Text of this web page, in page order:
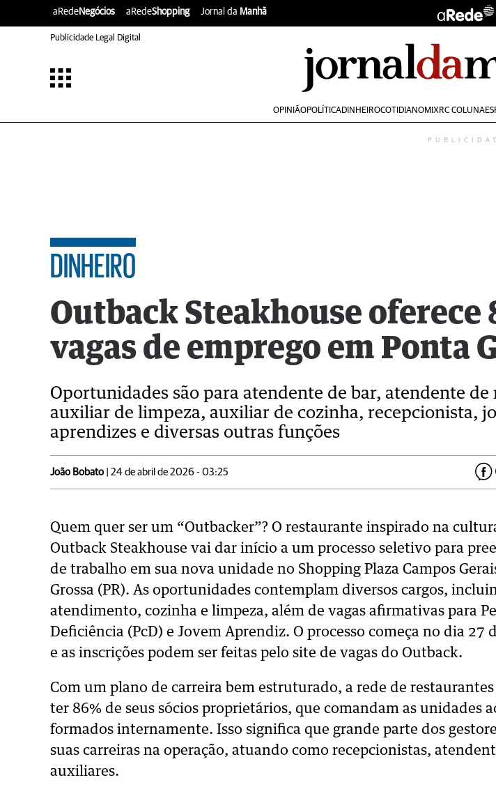
aRedeNegócios aRedeShopping Jornal da Manhã
Publicidade Legal Digital
OPINIÃOPOLÍTICADINHEIROCOTIDIANOMIXRC COLUNA
DINHEIRO
Outback Steakhouse oferece
vagas de emprego em Ponta
Oportunidades são para atendente de bar, atendente de
auxiliar de limpeza, auxiliar de cozinha, recepcionista,
aprendizes e diversas outras funções
João Bobato | 24 de abril de 2026 - 03:25
Quem quer ser um “Outbacker”? O restaurante inspirado na
Outback Steakhouse vai dar início a um processo seletivo para
de trabalho em sua nova unidade no Shopping Plaza Campos
Grossa (PR). As oportunidades contemplam diversos cargos,
atendimento, cozinha e limpeza, além de vagas afirmativas para
Deficiência (PcD) e Jovem Aprendiz. O processo começa no dia 27
e as inscrições podem ser feitas pelo site de vagas do Outback.
Com um plano de carreira bem estruturado, a rede de
ter 86% de seus sócios proprietários, que comandam as unidades
formados internamente. Isso significa que grande parte dos
suas carreiras na operação, atuando como recepcionistas,
auxiliares.